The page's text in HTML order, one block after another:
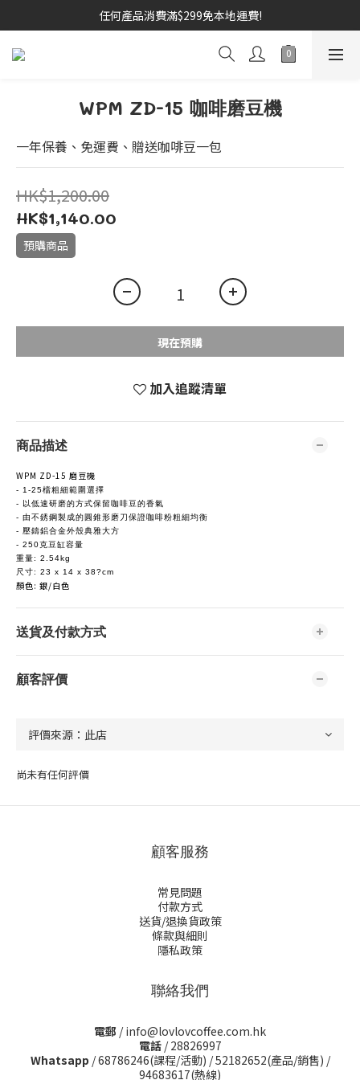
任何產品消費滿$299免本地運費!
WPM ZD-15 咖啡磨豆機
一年保養、免運費、贈送咖啡豆一包
HK$1,200.00
HK$1,140.00
預購商品
現在預購
加入追蹤清單
商品描述
WPM ZD-15 磨豆機
- 1-25檔粗細範圍選擇
- 以低速研磨的方式保留咖啡豆的香氣
- 由不銹鋼製成的圓錐形磨刀保證咖啡粉粗細均衡
- 壓鑄鋁合金外殼典雅大方
- 250克豆缸容量
重量: 2.54kg
尺寸: 23 x 14 x 38?cm
顏色: 銀/白色
送貨及付款方式
顧客評價
尚未有任何評價
顧客服務
常見問題
付款方式
送貨/退換貨政策
條款與細則
隱私政策
聯絡我們
電郵 / info@lovlovcoffee.com.hk
電話/ 28826997
Whatsapp /68786246(課程/活動) /52182652(產品/銷售) /
94683617(熱線)